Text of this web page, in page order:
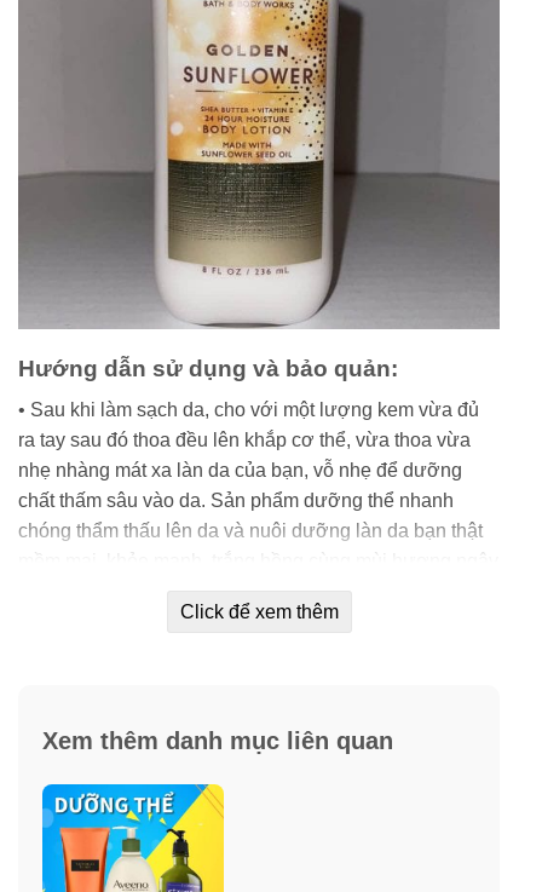
Hướng dẫn sử dụng và bảo quản:
• Sau khi làm sạch da, cho với một lượng kem vừa đủ
ra tay sau đó thoa đều lên khắp cơ thể, vừa thoa vừa
nhẹ nhàng mát xa làn da của bạn, vỗ nhẹ để dưỡng
chất thấm sâu vào da. Sản phẩm dưỡng thể nhanh
chóng thẩm thấu lên da và nuôi dưỡng làn da bạn thật
sóc da tốt.
• Bảo quản nơi khô ráo, thoáng mát, tránh ánh nắng trực
tiếp và nhiệt độ cao.
Khuyên dùng
: Để giữ mùi hương lâu bền hơn và cho
Click để xem thêm
Xem thêm danh mục liên quan